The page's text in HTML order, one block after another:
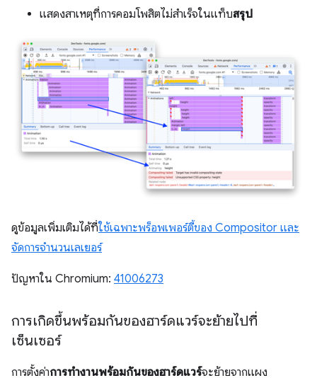
แสดงสาเหตุที่การคอมโพสิตไม่สำเร็จในแท็บสรุป
ดูข้อมูลเพิ่มเติมได้ที่ใช้เฉพาะพร็อพเพอร์ตี้ของ Compositor และ
จัดการจำนวนเลเยอร์
ปัญหาใน Chromium: 41006273
การเกิดขึ้นพร้อมกันของฮาร์ดแวร์จะย้ายไปที่
เซ็นเซอร์
การตั้งค่าการทำงานพร้อมกันของฮาร์ดแวร์จะย้ายจากแผง